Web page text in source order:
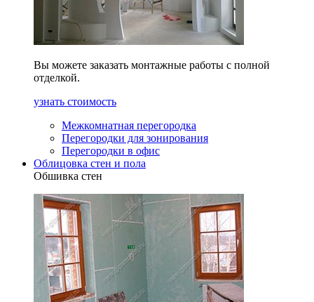
Вы можете заказать монтажные работы с полной
отделкой.
узнать стоимость
Межкомнатная перегородка
Перегородки для зонирования
Перегородки в офис
Облицовка стен и пола
Обшивка стен